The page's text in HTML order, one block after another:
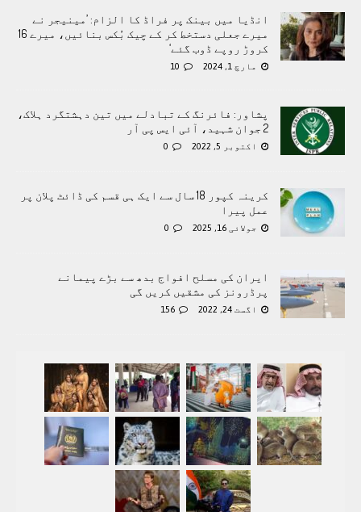
انڈیا میں بینک پر فراڈ کا الزام: ’مینیجر نے
میرے جعلی دستخط کر کے چیک بُکس بنائیں، میرے 16
کروڑ روپے ڈوب گئے‘
مارچ 1, 2024 10
پشاور: فائرنگ کے تبادلے میں تین دہشتگرد ہلاک،
2 جوان شہید، آئی ایس پی آر
اکتوبر 5, 2022 0
کرینہ کپور 18 سال سے ایک ہی قسم کی ڈائٹ پلان پر
عمل پیرا
جولائی 16, 2025 0
ایران کی مسلح افواج بدھ سے بڑے پیمانے
پرڈرونز کی مشقیں کریں گی
اگست 24, 2022 156